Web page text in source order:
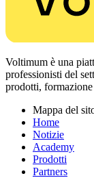
Voltimum è una
professionisti del
prodotti,
Mappa del
Home
Notizie
Academy
Prodotti
Partners